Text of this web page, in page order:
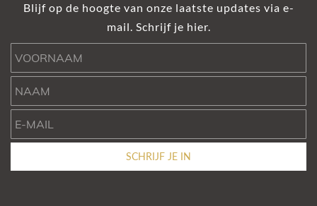
Blijf op de hoogte van onze laatste updates via e-
mail. Schrijf je hier.
SCHRIJF JE IN